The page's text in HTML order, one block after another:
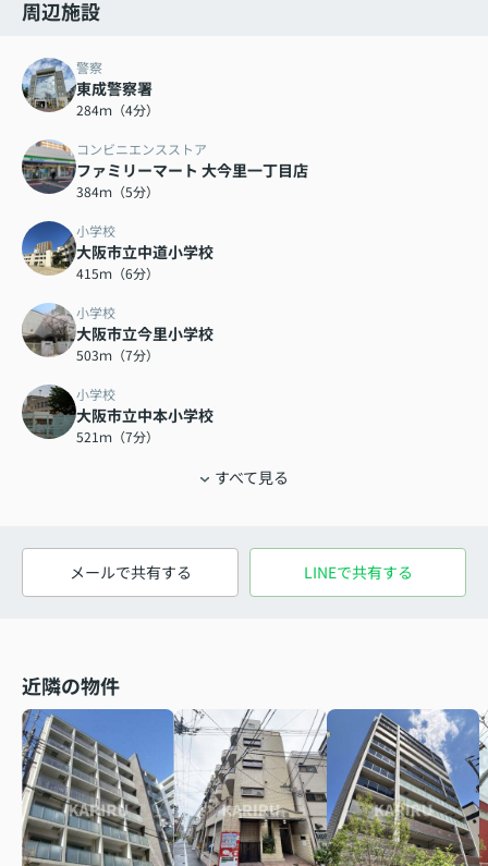
周辺施設
警察
東成警察署
284ｍ（4分）
コンビニエンスストア
ファミリーマート 大今里一丁目店
384ｍ（5分）
小学校
大阪市立中道小学校
415ｍ（6分）
小学校
大阪市立今里小学校
503ｍ（7分）
小学校
大阪市立中本小学校
521ｍ（7分）
すべて見る
メールで共有する LINEで共有する
近隣の物件